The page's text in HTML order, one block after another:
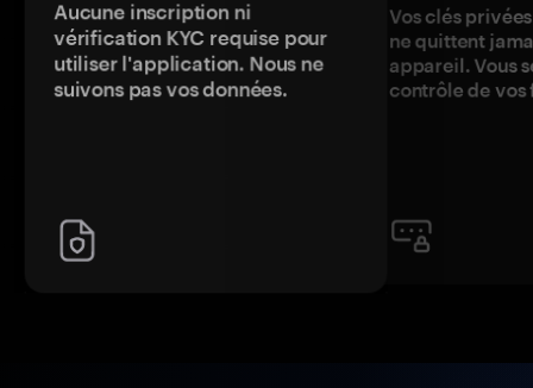
Aucune inscription ni
vérification KYC requise pour
utiliser l'application. Nous ne
suivons pas vos données.
Vos clés
ne quittent
appareil. Vous
contrôle de vos